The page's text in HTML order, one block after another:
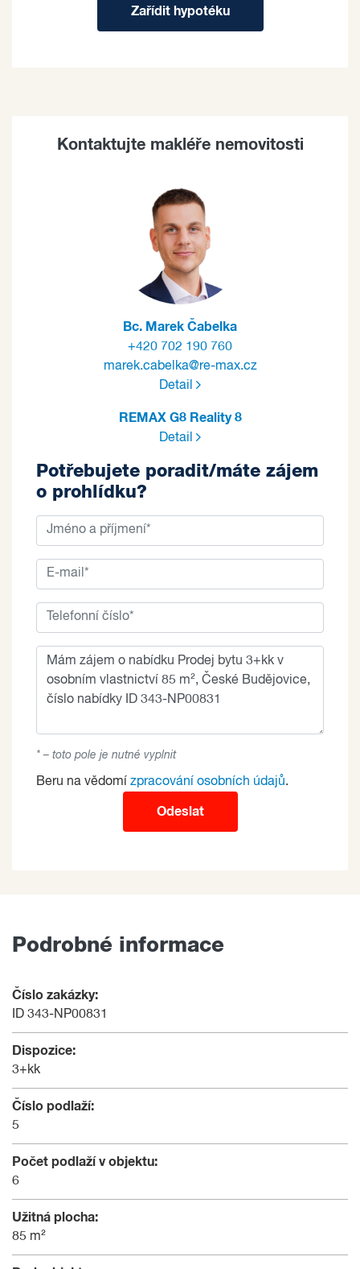
Zařídit hypotéku
Kontaktujte makléře nemovitosti
Bc. Marek Čabelka
+420 702 190 760
marek.cabelka@re-max.cz
Detail
REMAX G8 Reality 8
Detail
Potřebujete poradit/máte zájem
o prohlídku?
* – toto pole je nutné vyplnit
Beru na vědomí zpracování osobních údajů.
Odeslat
Podrobné informace
Číslo zakázky:
ID 343-NP00831
Dispozice:
3+kk
Číslo podlaží:
5
Počet podlaží v objektu:
6
Užitná plocha:
85 m²